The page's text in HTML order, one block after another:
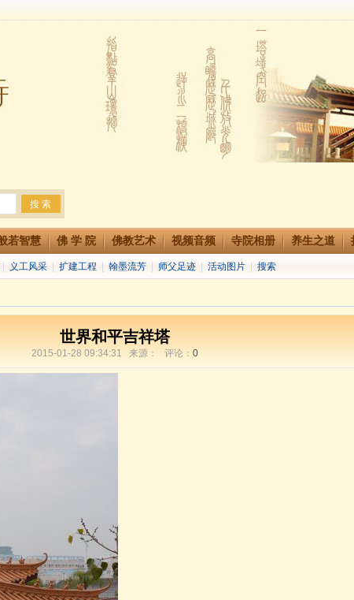
若智慧 佛 学 院 佛教艺术 视频音频 寺院相册 养生之道
义工风采 扩建工程 翰墨流芳 师父足迹 活动图片 搜索
世界和平吉祥塔
2015-01-28 09:34:31 来源： 评论： 0